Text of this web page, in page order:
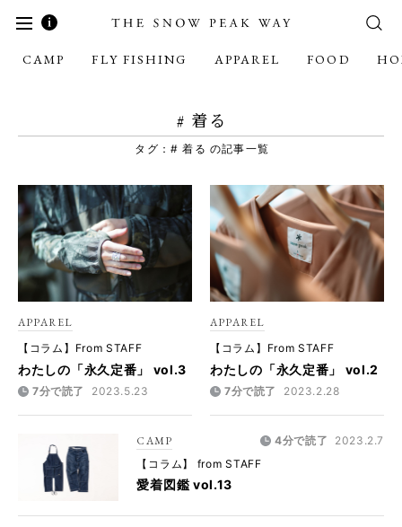
CAMP FLY FISHING APPAREL FOOD
# 着る
タグ：# 着る の記事一覧
APPAREL
【コラム】From STAFF
わたしの「永久定番」 vol.3
7分で読了 2023.5.23
APPAREL
【コラム】From STAFF
わたしの「永久定番」 vol.2
7分で読了 2023.2.28
CAMP 4分で読了
2023.2.7
【コラム】 from STAFF
愛着図鑑 vol.13